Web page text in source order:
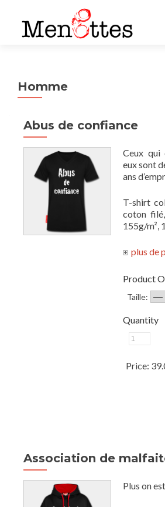
Homme
Abus de confiance
Ceux qui
eux sont
ans
T-shirt
coton
155g/m²,
Product
Taille:
Quantity
Price:
Association de
Plus on